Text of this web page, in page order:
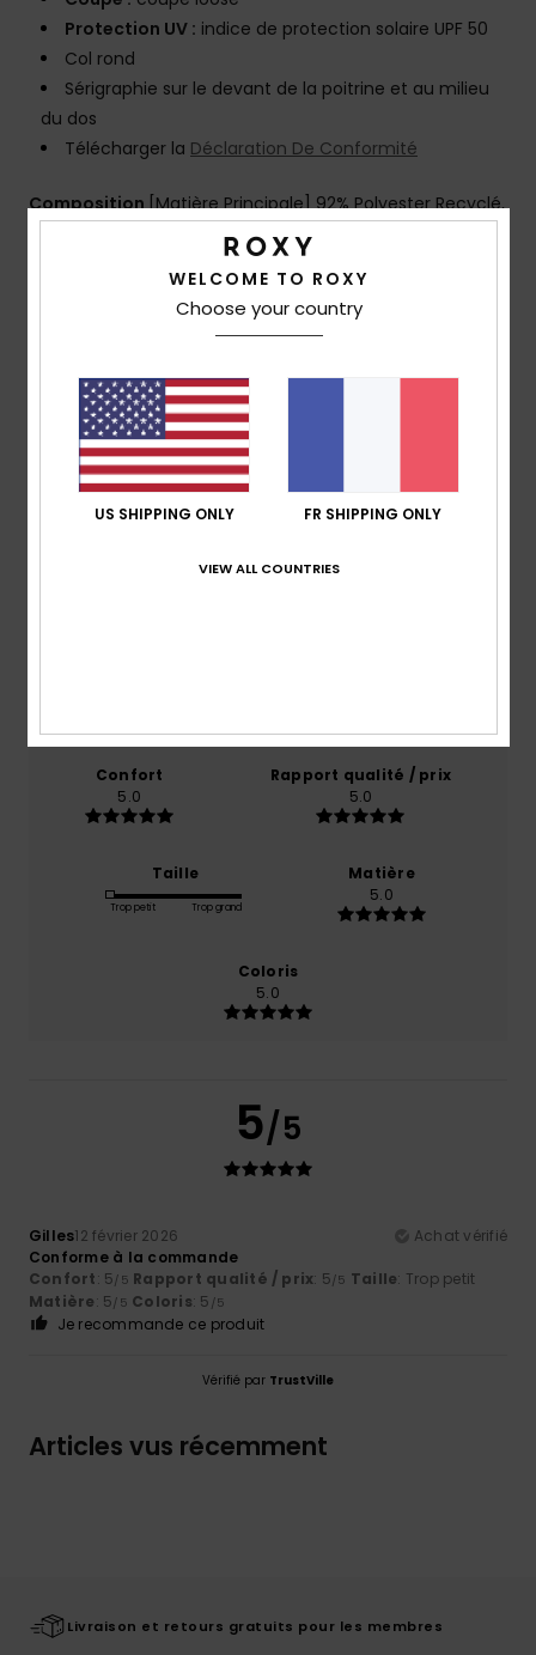
Protection UV : indice de protection solaire UPF 50
Col rond
Sérigraphie sur le devant de la poitrine et au milieu
du dos
Télécharger la Déclaration De Conformité
Composition[Matière Principale] 92% Polyester Recyclé,
Traçabilité du produit (Loi Agec)
Avis clients
Confort
5.0
Rapport qualité / prix
5.0
Taille
Trop petit Trop grand
Matière
5.0
Coloris
5.0
5/5
Gilles12 février 2026
Achat vérifié
Conforme à la commande
Confort: 5/5 Rapport qualité / prix: 5/5 Taille: Trop petit
Matière: 5/5 Coloris: 5 /5
Je recommande ce produit
Vérifié par TrustVille
Articles vus récemment
Livraison et retours gratuits pour les membres
WELCOME TO ROXY
Choose your country
US SHIPPING ONLY FR SHIPPING ONLY
VIEW ALL COUNTRIES